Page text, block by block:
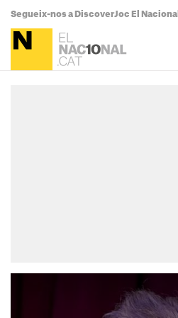
Segueix-nos a DiscoverJoc El Nacional